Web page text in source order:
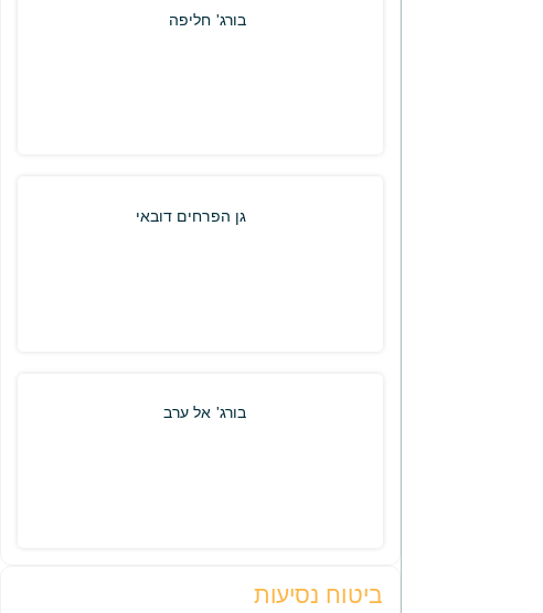
בורג' חליפה
גן הפרחים דובאי
בורג' אל ערב
ביטוח נסיעות